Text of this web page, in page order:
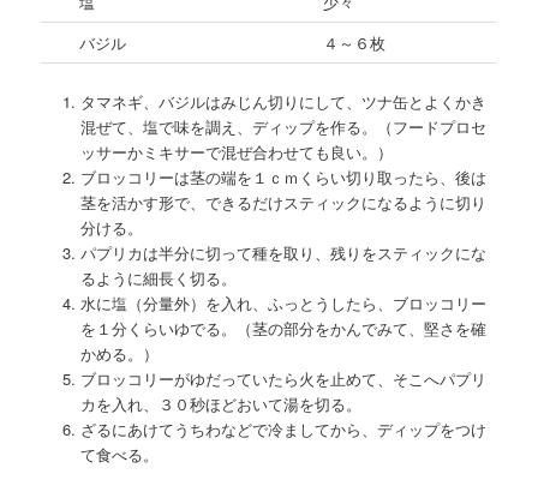
バジル
４～６枚
タマネギ、バジルはみじん切りにして、ツナ缶とよくかき
混ぜて、塩で味を調え、ディップを作る。（フードプロセ
ッサーかミキサーで混ぜ合わせても良い。）
ブロッコリーは茎の端を１ｃｍくらい切り取ったら、後は
茎を活かす形で、できるだけスティックになるように切り
分ける。
パプリカは半分に切って種を取り、残りをスティックにな
るように細長く切る。
水に塩（分量外）を入れ、ふっとうしたら、ブロッコリー
を１分くらいゆでる。（茎の部分をかんでみて、堅さを確
かめる。）
ブロッコリーがゆだっていたら火を止めて、そこへパプリ
カを入れ、３０秒ほどおいて湯を切る。
ざるにあけてうちわなどで冷ましてから、ディップをつけ
て食べる。